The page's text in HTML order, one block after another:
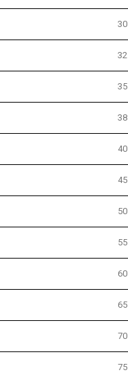
30
32
35
38
40
45
50
55
60
65
70
75